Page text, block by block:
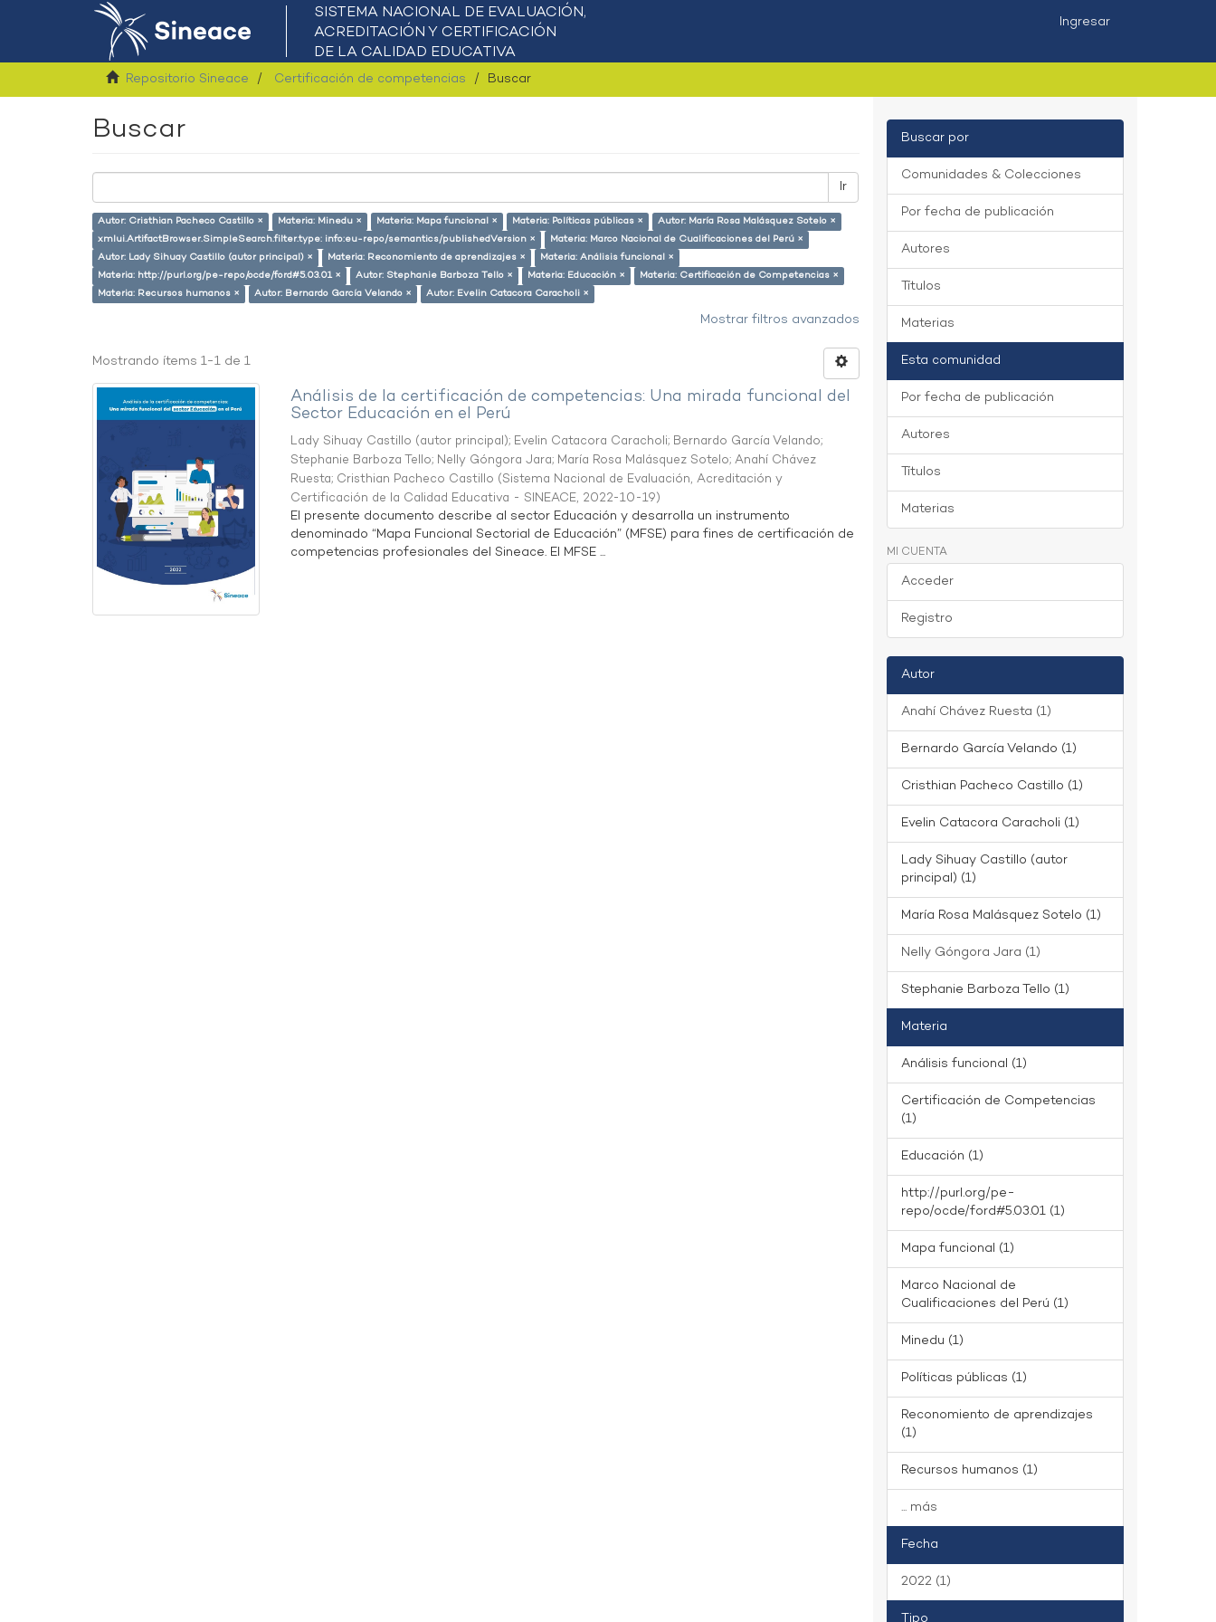
Ingresar
Repositorio Sineace Certificación de competencias Buscar
Buscar
Ir
Autor: Cristhian Pacheco Castillo × Materia: Minedu × Materia: Mapa funcional × Materia: Políticas públicas ×
Autor: María Rosa Malásquez Sotelo ×
xmlui.ArtifactBrowser.SimpleSearch.filter.type: info:eu-repo/semantics/publishedVersion ×
Materia: Marco Nacional de Cualificaciones del Perú ×
Autor: Lady Sihuay Castillo (autor principal) ×
Materia: Reconomiento de aprendizajes ×
Materia: Análisis funcional ×
Materia: http://purl.org/pe-repo/ocde/ford#5.03.01 ×
Autor: Stephanie Barboza Tello × Materia: Educación ×
Materia: Certificación de Competencias ×
Materia: Recursos humanos ×
Autor: Bernardo García Velando × Autor: Evelin Catacora Caracholi ×
Mostrar filtros avanzados
Mostrando ítems 1-1 de 1
Análisis de la certificación de competencias: Una mirada funcional del
Sector Educación en el Perú
Lady Sihuay Castillo (autor principal); Evelin Catacora Caracholi; Bernardo García Velando;
Stephanie Barboza Tello; Nelly Góngora Jara; María Rosa Malásquez Sotelo;Anahí Chávez
Ruesta; Cristhian Pacheco Castillo (Sistema Nacional de Evaluación, Acreditación y
Certificación de la Calidad Educativa - SINEACE, 2022-10-19)
El presente documento describe al sector Educación y desarrolla un instrumento
denominado “Mapa Funcional Sectorial de Educación” (MFSE) para fines de certificación de
competencias profesionales del Sineace. El MFSE ...
Buscar por
Comunidades & Colecciones
Por fecha de publicación
Autores
Títulos
Materias
Esta comunidad
Por fecha de publicación
Autores
Títulos
Materias
MI CUENTA
Acceder
Registro
Autor
Anahí Chávez Ruesta (1)
Bernardo García Velando (1)
Cristhian Pacheco Castillo (1)
Evelin Catacora Caracholi (1)
Lady Sihuay Castillo (autor
principal) (1)
María Rosa Malásquez Sotelo (1)
Nelly Góngora Jara (1)
Stephanie Barboza Tello (1)
Materia
Análisis funcional (1)
Certificación de Competencias
(1)
Educación (1)
http://purl.org/pe-
repo/ocde/ford#5.03.01 (1)
Mapa funcional (1)
Marco Nacional de
Cualificaciones del Perú (1)
Minedu (1)
Políticas públicas (1)
Reconomiento de aprendizajes
(1)
Recursos humanos (1)
... más
Fecha
2022 (1)